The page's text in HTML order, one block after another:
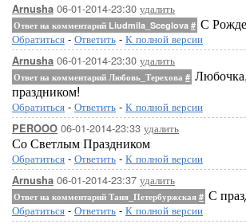
Arnusha 06-01-2014-23:30 удалить
Ответ на комментарий Liudmila_Sceglova # С
Обратиться - Ответить - К полной версии
Arnusha 06-01-2014-23:30 удалить
Ответ на комментарий Любовь_Терехова #
праздником!
Обратиться - Ответить - К полной версии
PEROOO 06-01-2014-23:33 удалить
Со Светлым Праздником
Обратиться - Ответить - К полной версии
Arnusha 06-01-2014-23:37 удалить
Ответ на комментарий Таня_Петербуржская # С
Обратиться - Ответить - К полной версии